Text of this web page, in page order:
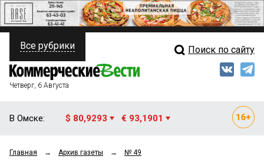
ПОЛИТИКА
ФИНАНСЫ
ОБЩЕСТВО
Свежий выпуск
Все рубрики Поиск по сайту
Четверг, 6 Августа
В Омске: $ 80,9293 € 93,1901
Главная → Архив газеты → № 49